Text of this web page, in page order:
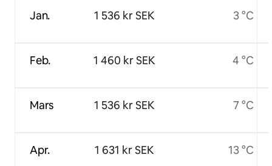
Jan.
Feb.
Mars
Apr.
1 536 kr SEK
1 460 kr SEK
1 536 kr SEK
1 631 kr SEK
3 °C
4 °C
7 °C
13 °C